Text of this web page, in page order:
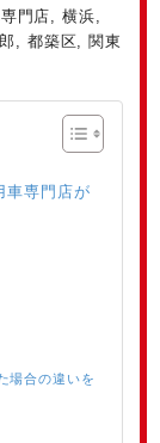
門店 , 横浜,
, 都築区 , 関東
車専門店が
場合の違いを